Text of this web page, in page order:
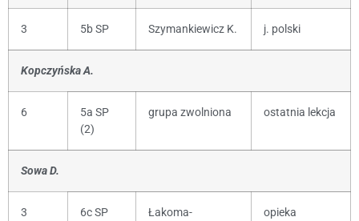
3 5b SP Szymankiewicz K. j. polski
Kopczyńska A.
6
5a SP
(2)
grupa zwolniona ostatnia lekcja
Sowa D.
3 6c SP
Łakoma-
opieka